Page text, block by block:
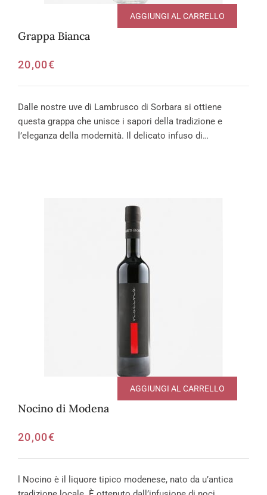
Grappa Bianca
20,00€
AGGIUNGI AL CARRELLO
Dalle nostre uve di Lambrusco di Sorbara si ottiene
questa grappa che unisce i sapori della tradizione e
l’eleganza della modernità. Il delicato infuso di…
Nocino di Modena
20,00€
AGGIUNGI AL CARRELLO
l Nocino è il liquore tipico modenese, nato da u’antica